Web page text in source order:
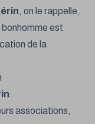
, on le rappelle,
est
de la
.
associations,